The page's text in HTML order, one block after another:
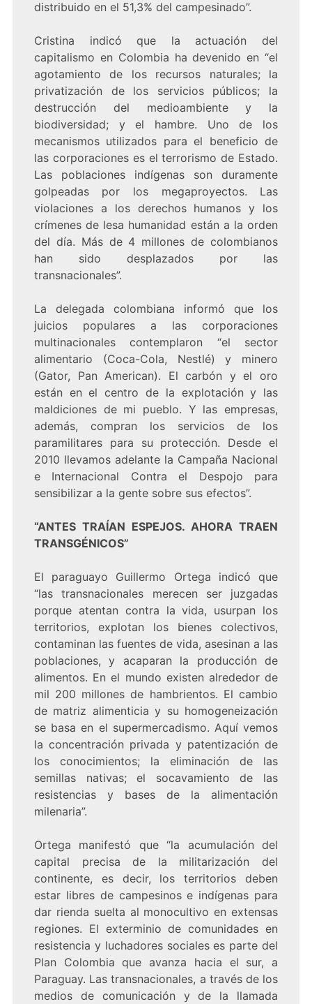
distribuido en el 51,3% del campesinado”.
Cristina indicó que la actuación del
capitalismo en Colombia ha devenido en “el
agotamiento de los recursos naturales; la
privatización de los servicios públicos; la
destrucción del medioambiente y la
biodiversidad; y el hambre. Uno de los
mecanismos utilizados para el beneficio de
las corporaciones es el terrorismo de Estado.
Las poblaciones indígenas son duramente
golpeadas por los megaproyectos. Las
violaciones a los derechos humanos y los
crímenes de lesa humanidad están a la orden
del día. Más de 4 millones de colombianos
han sido desplazados por las
transnacionales”.
La delegada colombiana informó que los
juicios populares a las corporaciones
multinacionales contemplaron “el sector
alimentario (Coca-Cola, Nestlé) y minero
(Gator, Pan American). El carbón y el oro
están en el centro de la explotación y las
maldiciones de mi pueblo. Y las empresas,
además, compran los servicios de los
paramilitares para su protección. Desde el
2010 llevamos adelante la Campaña Nacional
e Internacional Contra el Despojo para
sensibilizar a la gente sobre sus efectos”.
“ANTES TRAÍAN ESPEJOS. AHORA TRAEN
TRANSGÉNICOS”
El paraguayo Guillermo Ortega indicó que
“las transnacionales merecen ser juzgadas
porque atentan contra la vida, usurpan los
territorios, explotan los bienes colectivos,
contaminan las fuentes de vida, asesinan a las
poblaciones, y acaparan la producción de
alimentos. En el mundo existen alrededor de
mil 200 millones de hambrientos. El cambio
de matriz alimenticia y su homogeneización
se basa en el supermercadismo. Aquí vemos
la concentración privada y patentización de
los conocimientos; la eliminación de las
semillas nativas; el socavamiento de las
resistencias y bases de la alimentación
milenaria”.
Ortega manifestó que “la acumulación del
capital precisa de la militarización del
continente, es decir, los territorios deben
estar libres de campesinos e indígenas para
dar rienda suelta al monocultivo en extensas
regiones. El exterminio de comunidades en
resistencia y luchadores sociales es parte del
Plan Colombia que avanza hacia el sur, a
Paraguay. Las transnacionales, a través de los
medios de comunicación y de la llamada